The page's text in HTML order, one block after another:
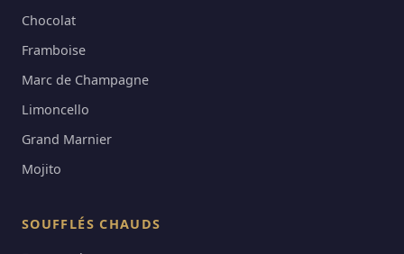
Chocolat
Framboise
Marc de Champagne
Limoncello
Grand Marnier
Mojito
SOUFFLÉS CHAUDS